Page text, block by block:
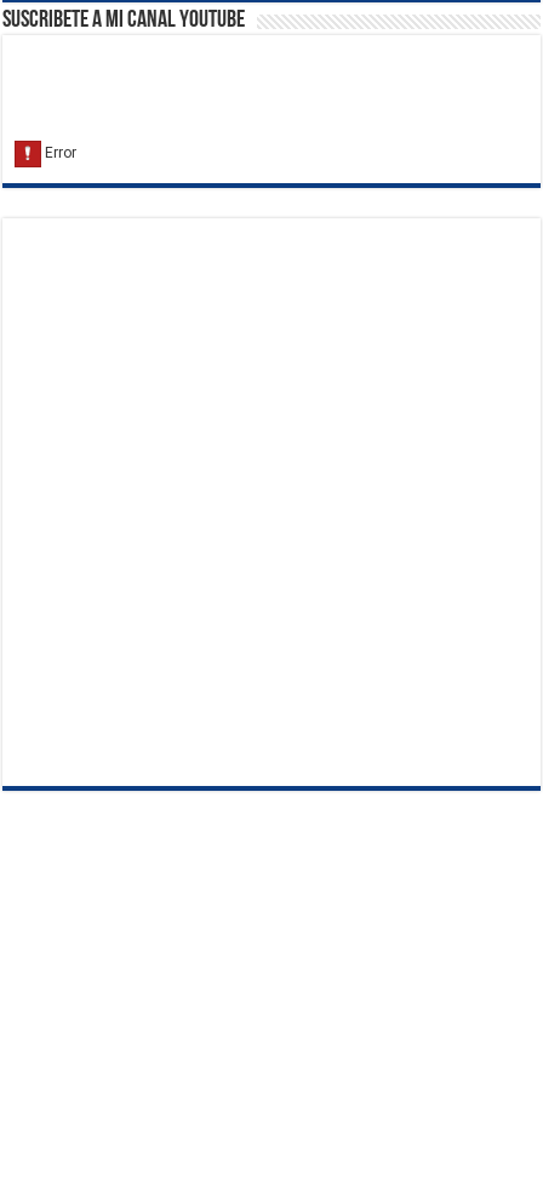
Suscribete a Mi Canal Youtube